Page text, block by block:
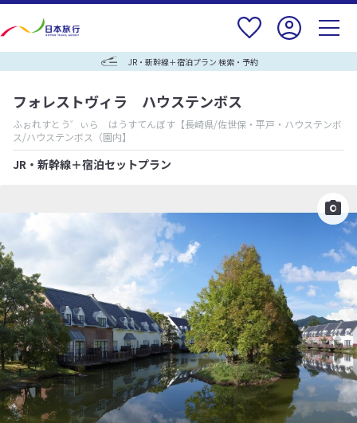
JR・新幹線＋宿泊プラン 検索・予約
フォレストヴィラ ハウステンボス
ふぉれすとう゛ぃら はうすてんぼす 【長崎県/佐世保・平戸・ハウステンボ
ス/ハウステンボス（園内】
JR・新幹線＋宿泊セットプラン